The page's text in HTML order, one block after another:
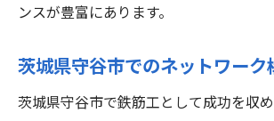
ンスが豊富にあります。
茨城県守谷市でのネットワー
茨城県守谷市で鉄筋工として成功を収